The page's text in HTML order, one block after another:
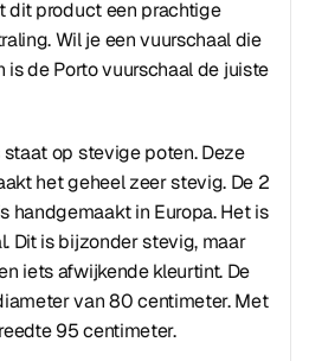
dit product een prachtige
Wil je een vuurschaal die
is de Porto vuurschaal de juiste
staat op stevige poten. Deze
het geheel zeer stevig. De 2
handgemaakt in Europa. Het is
Dit is bijzonder stevig, maar
iets afwijkende kleurtint. De
van 80 centimeter. Met
95 centimeter.